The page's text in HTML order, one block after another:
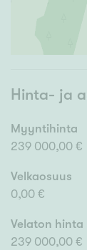
Hinta- ja
Myyntihinta
239 000,00 €
Velkaosuus
0,00 €
Velaton hinta
239 000,00 €